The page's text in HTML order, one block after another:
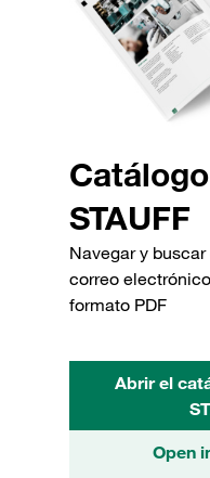
STAUFF
Navegar y
correo
formato PDF
Abrir el
Open